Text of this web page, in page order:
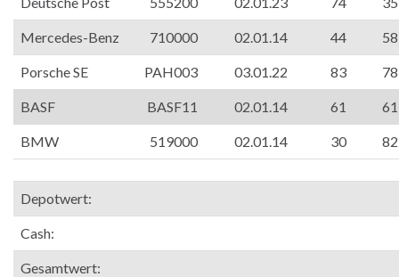
Mercedes-Benz 710000 02.01.14 44
Porsche SE PAH003 03.01.22 83
BASF BASF11 02.01.14 61
BMW 519000 02.01.14 30
Depotwert:
Cash:
Gesamtwert: